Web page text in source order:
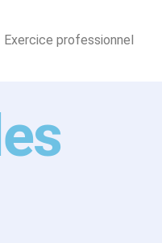
Exercice professionnel